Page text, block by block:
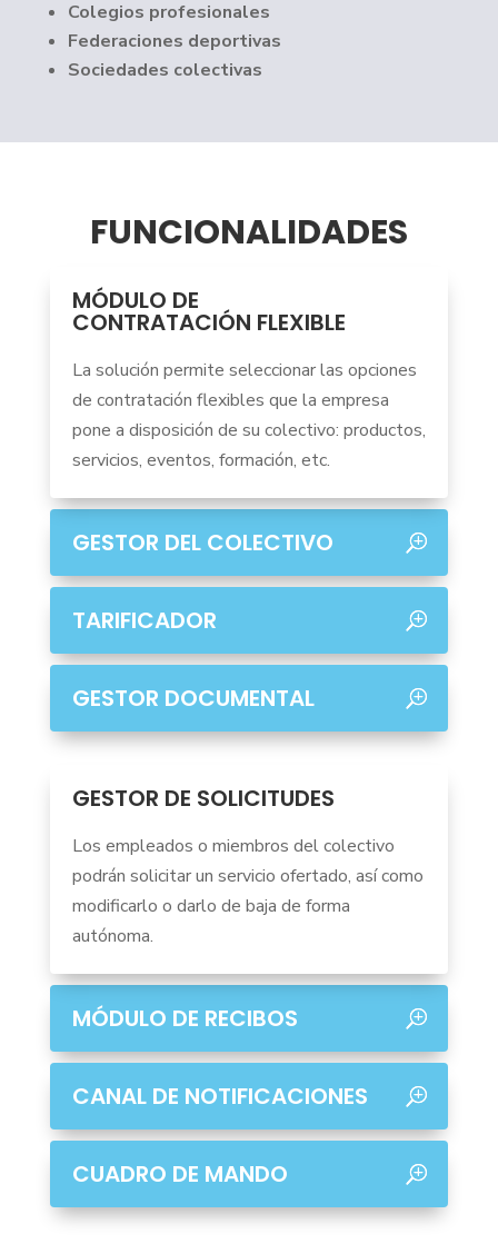
Colegios profesionales
Federaciones deportivas
Sociedades colectivas
FUNCIONALIDADES
MÓDULO DE
CONTRATACIÓN FLEXIBLE
La solución permite seleccionar las opciones
de contratación flexibles que la empresa
pone a disposición de su colectivo: productos,
servicios, eventos, formación, etc.
GESTOR DEL COLECTIVO
TARIFICADOR
GESTOR DOCUMENTAL
GESTOR DE SOLICITUDES
Los empleados o miembros del colectivo
podrán solicitar un servicio ofertado, así como
modificarlo o darlo de baja de forma
autónoma.
MÓDULO DE RECIBOS
CANAL DE NOTIFICACIONES
CUADRO DE MANDO